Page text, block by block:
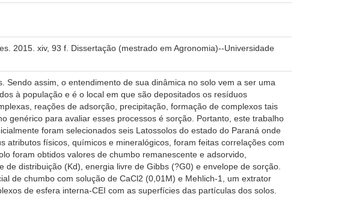
2015. xiv, 93 f. Dissertação (mestrado em Agronomia)--Universidade
assim, o entendimento de sua dinâmica no solo vem a ser uma
à população e é o local em que são depositados os resíduos
reações de adsorção, precipitação, formação de complexos tais
genérico para avaliar esses processos é sorção. Portanto, este trabalho
foram selecionados seis Latossolos do estado do Paraná onde
atributos físicos, químicos e mineralógicos, foram feitas correlações com
foram obtidos valores de chumbo remanescente e adsorvido,
distribuição (Kd), energia livre de Gibbs (?G0) e envelope de sorção.
de chumbo com solução de CaCl2 (0,01M) e Mehlich-1, um extrator
de esfera interna-CEI com as superfícies das partículas dos solos.